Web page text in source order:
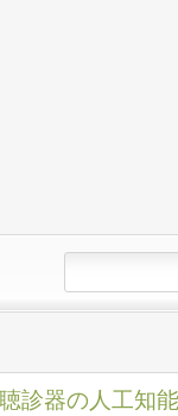
診器の人工知